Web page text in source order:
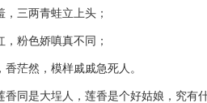
三两青蛙立上头；
粉色娇嗔真不同；
茫然，模样戚戚急死人。
是大埕人，莲香是个好姑娘，究有什